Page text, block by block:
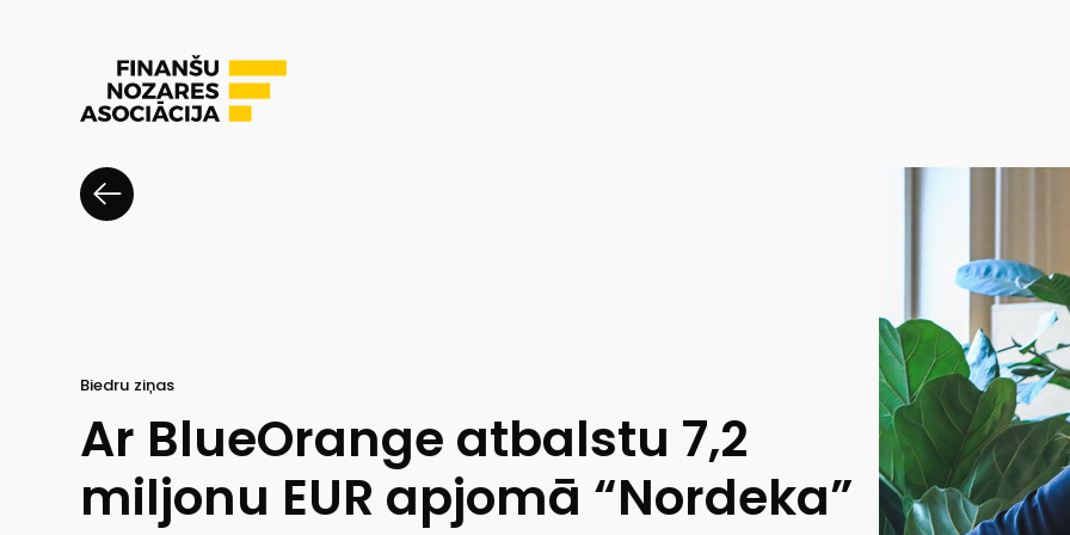
Biedru ziņas
Ar BlueOrange atbalstu 7,2
miljonu EUR apjomā “Nordeka”